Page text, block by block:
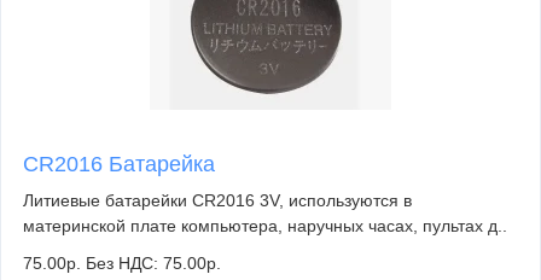
CR2016 Батарейка
Литиевые батарейки CR2016 3V, используются в
материнской плате компьютера, наручных часах, пультах д..
75.00р. Без НДС: 75.00р.